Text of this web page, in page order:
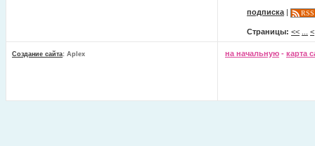
подписка | RSS
Страницы: << <
Создание сайта: Aplex на начальную - карта